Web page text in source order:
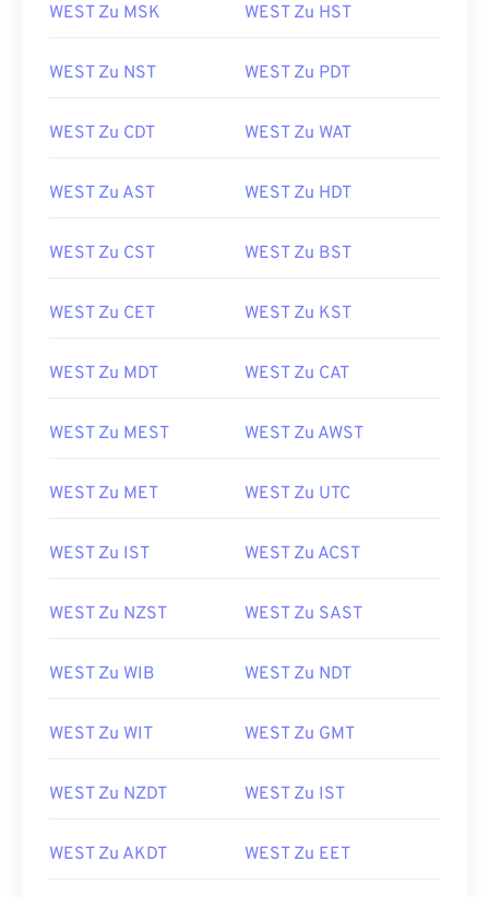
WEST Zu MSK WEST Zu HST
WEST Zu NST WEST Zu PDT
WEST Zu CDT WEST Zu WAT
WEST Zu AST WEST Zu HDT
WEST Zu CST WEST Zu BST
WEST Zu CET WEST Zu KST
WEST Zu MDT WEST Zu CAT
WEST Zu MEST WEST Zu AWST
WEST Zu MET WEST Zu UTC
WEST Zu IST WEST Zu ACST
WEST Zu NZST WEST Zu SAST
WEST Zu WIB WEST Zu NDT
WEST Zu WIT WEST Zu GMT
WEST Zu NZDT WEST Zu IST
WEST Zu AKDT WEST Zu EET